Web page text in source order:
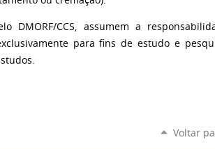
DMORF/CCS, assumem a
para fins de estudo e
Voltar